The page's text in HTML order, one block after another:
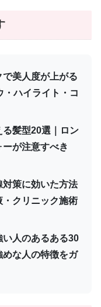
で美人度が上がる
・ハイライト・コ
る髪型20選｜ロン
が注意すべき
対策に効いた方法
・クリニック施術
い人のあるある30
な人の特徴をガ